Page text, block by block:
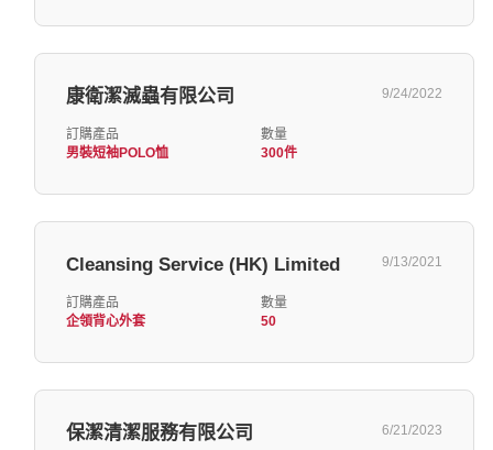
康衛潔滅蟲有限公司 9/24/2022
訂購產品
男裝短袖POLO恤
數量
300件
Cleansing Service (HK) Limited 9/13/2021
訂購產品
企領背心外套
數量
50
保潔清潔服務有限公司 6/21/2023